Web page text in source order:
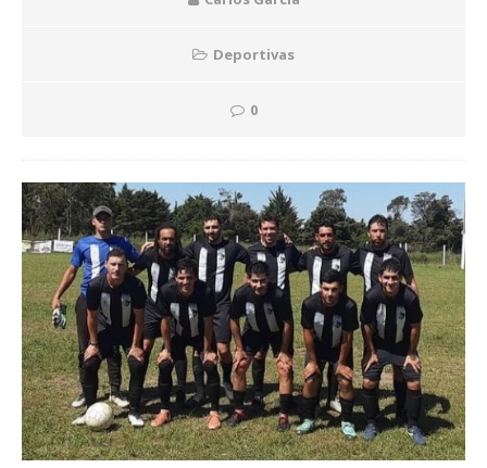
Deportivas
0